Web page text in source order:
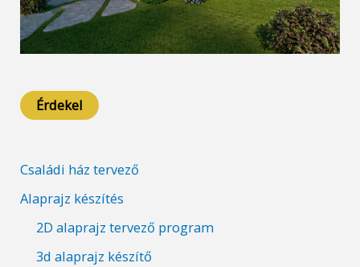
Érdekel
Családi ház tervező
Alaprajz készítés
2D alaprajz tervező program
3d alaprajz készítő